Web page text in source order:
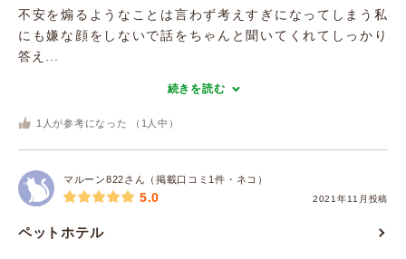
不安を煽るようなことは言わず考えすぎになってしまう私
にも嫌な顔をしないで話をちゃんと聞いてくれてしっかり
答え...
続きを読む
1 人が参考になった （ 1 人中）
マルーン822さん（掲載口コミ1件・ネコ）
2021年11月投稿
5.0
ペットホテル